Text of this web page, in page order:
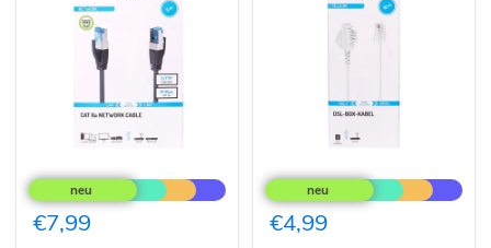
00200682
Netzwerkkabel
Schwarz
5
€7,99
DSL-
BOX-
Kabel
10m
€4,99